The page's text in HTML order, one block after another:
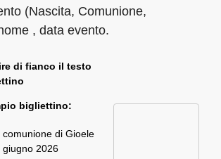
(Nascita, Comunione,
, data evento.
di fianco il testo
bigliettino:
comunione di Gioele
giugno 2026